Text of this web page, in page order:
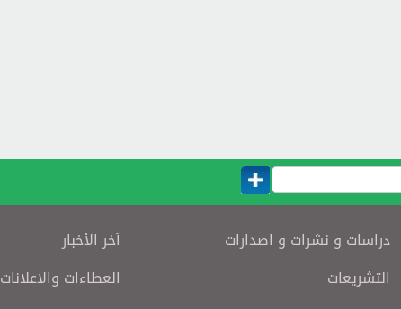
دراسات و نشرات و اصدارات
التشريعات
آخر الأخبار
العطاءات والاعلانات